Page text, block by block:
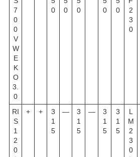
7
0
0
V
W
E
K
O
3.
0
0
0
0
0
0
2
3
0
RI
S
1
2
0
+ +
3
1
5
—
3
1
5
—
3
1
5
3
1
5
L
M
2
3
0